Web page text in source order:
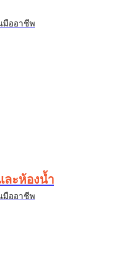
มืออาชีพ
ละห้องน้ำ
มืออาชีพ